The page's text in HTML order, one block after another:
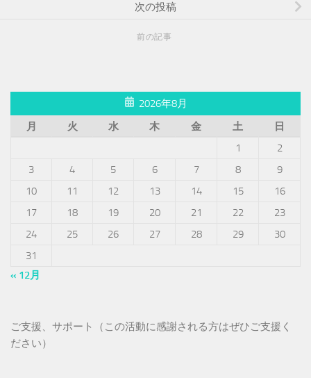
次の投稿
前の記事
2026年8月
月
火 水 木 金 土
日
1
2
3
4 5 6 7 8
9
10
11 12 13 14 15
16
17
18 19 20 21 22
23
24
25 26 27 28 29
30
31
« 12月
ご支援、サポート（この活動に感謝される方はぜひご支援く
ださい）